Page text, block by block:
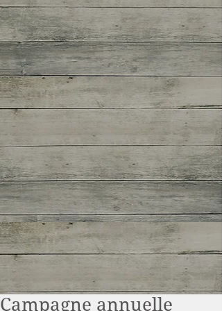
Campagne annuelle